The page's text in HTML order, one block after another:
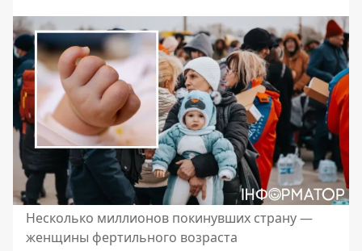
Несколько миллионов покинувших страну —
женщины фертильного возраста